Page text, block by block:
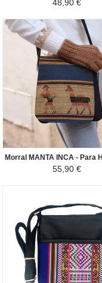
48,90 €
55,90 €